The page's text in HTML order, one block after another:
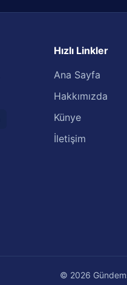
Hızlı Linkler
Ana Sayfa
Hakkımızda
Künye
İletişim
© 2026